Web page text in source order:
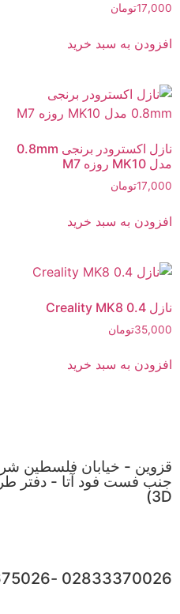
17,000تومان
افزودن به سبد خرید
نازل اکسترودر برنجی 0.8mm
مدل MK10 روزه M7
17,000تومان
افزودن به سبد خرید
نازل Creality MK8 0.4
35,000تومان
افزودن به سبد خرید
قزوین - خیابان فلسطین
جنب فست فود آتا - دفتر
3D)
02833370026 -09390675026